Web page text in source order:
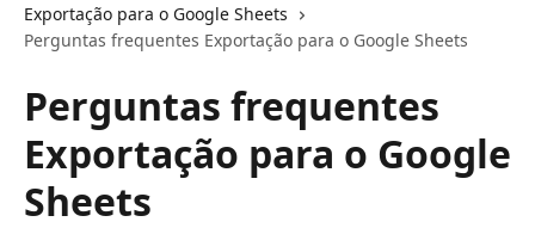
Exportação para o Google Sheets
Perguntas frequentes Exportação para o Google Sheets
Perguntas frequentes
Exportação para o Google
Sheets